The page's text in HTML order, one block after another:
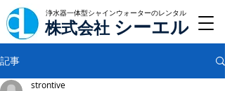
株式会社 シーエル
浄水器一体型シャインウォーターのレンタル
記事
strontive